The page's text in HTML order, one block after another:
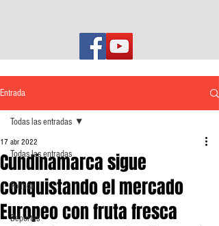
Entrada
Todas las entradas
Política
Deportes
Todas las entradas
Cundinamarca sigue
conquistando el mercado
Europeo con fruta fresca
17 abr 2022